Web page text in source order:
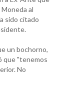
al
sido citado
un bochorno,
que "tenemos
No